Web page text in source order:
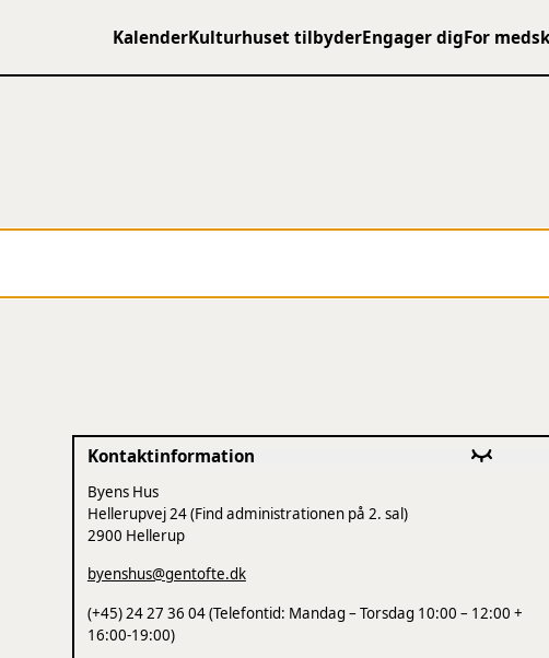
KalenderKulturhuset tilbyderEngager digFor
Kontaktinformation
Byens Hus
Hellerupvej 24 (Find administrationen på 2. sal)
2900 Hellerup
byenshus@gentofte.dk
(+45) 24 27 36 04 (Telefontid: Mandag – Torsdag 10:00 – 12:00 +
16:00-19:00)